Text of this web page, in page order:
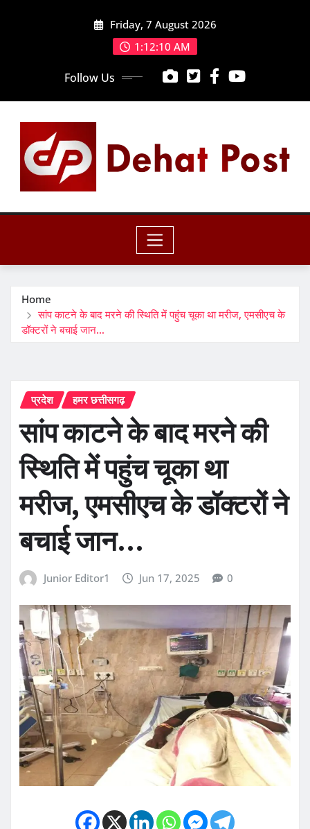
Friday, 7 August 2026
1:12:12 AM
Follow Us
Home
सांप काटने के बाद मरने की स्थिति में पहुंच चूका था मरीज, एमसीएच के
डॉक्टरों ने बचाई जान…
प्रदेश हमर छत्तीसगढ़
सांप काटने के बाद मरने की
स्थिति में पहुंच चूका था
मरीज, एमसीएच के डॉक्टरों ने
बचाई जान…
Junior Editor1 Jun 17, 2025 0